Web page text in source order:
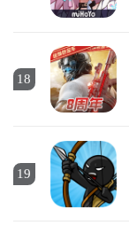
18
19